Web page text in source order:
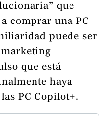
que
comprar una PC
puede ser
que está
haya
PC Copilot+.